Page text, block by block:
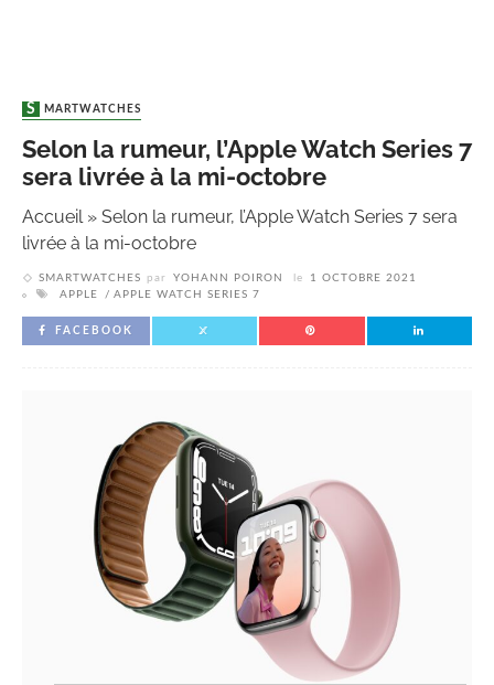
SMARTWATCHES
Selon la rumeur, l’Apple Watch Series 7
sera livrée à la mi-octobre
Accueil» Selon la rumeur, l’Apple Watch Series 7 sera
livrée à la mi-octobre
SMARTWATCHES par YOHANN POIRON le
1 OCTOBRE 2021
APPLE
APPLE WATCH SERIES 7
FACEBOOK